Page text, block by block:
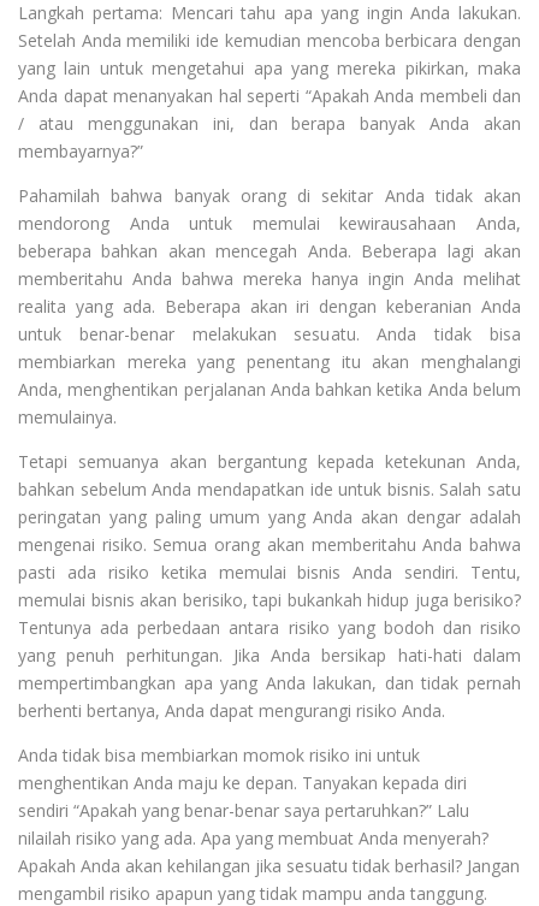
Langkah pertama: Mencari tahu apa yang ingin Anda lakukan.
Setelah Anda memiliki ide kemudian mencoba berbicara dengan
yang lain untuk mengetahui apa yang mereka pikirkan, maka
Anda dapat menanyakan hal seperti “Apakah Anda membeli dan
/ atau menggunakan ini, dan berapa banyak Anda akan
membayarnya?”
Pahamilah bahwa banyak orang di sekitar Anda tidak akan
mendorong Anda untuk memulai kewirausahaan Anda,
beberapa bahkan akan mencegah Anda. Beberapa lagi akan
memberitahu Anda bahwa mereka hanya ingin Anda melihat
realita yang ada. Beberapa akan iri dengan keberanian Anda
untuk benar-benar melakukan sesuatu. Anda tidak bisa
membiarkan mereka yang penentang itu akan menghalangi
Anda, menghentikan perjalanan Anda bahkan ketika Anda belum
memulainya.
Tetapi semuanya akan bergantung kepada ketekunan Anda,
bahkan sebelum Anda mendapatkan ide untuk bisnis. Salah satu
peringatan yang paling umum yang Anda akan dengar adalah
mengenai risiko. Semua orang akan memberitahu Anda bahwa
pasti ada risiko ketika memulai bisnis Anda sendiri. Tentu,
memulai bisnis akan berisiko, tapi bukankah hidup juga berisiko?
Tentunya ada perbedaan antara risiko yang bodoh dan risiko
yang penuh perhitungan. Jika Anda bersikap hati-hati dalam
mempertimbangkan apa yang Anda lakukan, dan tidak pernah
berhenti bertanya, Anda dapat mengurangi risiko Anda.
Anda tidak bisa membiarkan momok risiko ini untuk
menghentikan Anda maju ke depan. Tanyakan kepada diri
sendiri “Apakah yang benar-benar saya pertaruhkan?” Lalu
nilailah risiko yang ada. Apa yang membuat Anda menyerah?
Apakah Anda akan kehilangan jika sesuatu tidak berhasil? Jangan
mengambil risiko apapun yang tidak mampu anda tanggung.